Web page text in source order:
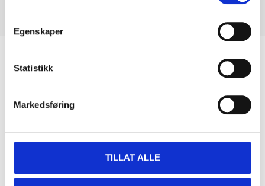
Egenskaper
Statistikk
Markedsføring
TILLAT ALLE
Kjøp & Hent